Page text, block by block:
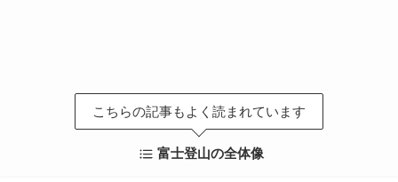
こちらの記事もよく読まれています
富士登山の全体像